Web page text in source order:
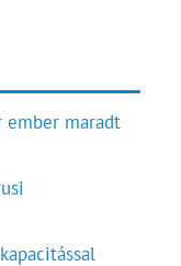
ember maradt